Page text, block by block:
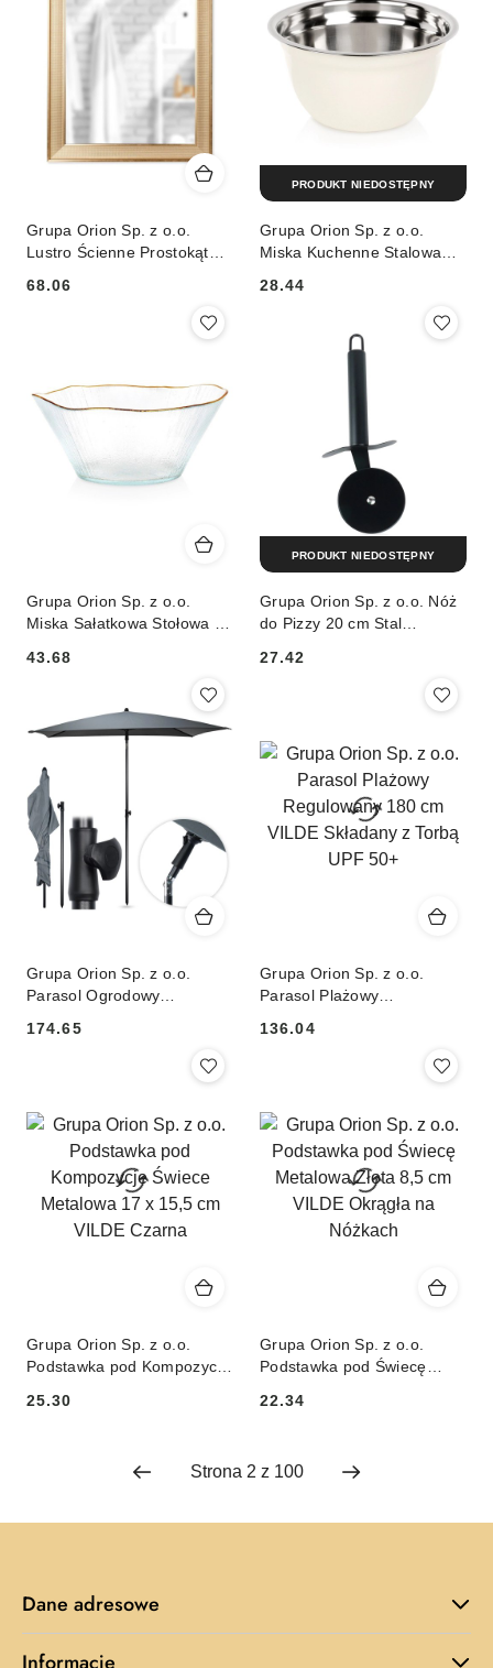
Grupa Orion Sp. z o.o.
Lustro Ścienne Prostokątne
49,5 x 59,5 cm VILDE
68.06
Grupa Orion Sp. z o.o.
Miska Kuchenne Stalowa
Zmywarki VILDE
28.44
PRODUKT NIEDOSTĘPNY
Grupa Orion Sp. z o.o.
Miska Sałatkowa Stołowa 21
Rant VILDE
Cena:
43.68
Grupa Orion Sp. z o.o. Nóż
do Pizzy 20 cm Stal
Ostrzem do Zmywarki
Cena:
27.42
PRODUKT NIEDOSTĘPNY
Grupa Orion Sp. z o.o.
Parasol Ogrodowy
VILDE Szary Ochrona UPF
Cena:
174.65
Grupa Orion Sp. z o.o.
Parasol Plażowy
Składany z Torbą UPF 50+
Cena:
136.04
Grupa Orion Sp. z o.o.
Podstawka pod Kompozycje
cm VILDE Czarna
Cena:
25.30
Grupa Orion Sp. z o.o.
Podstawka pod Świecę
VILDE Okrągła na Nóżkach
Cena:
22.34
Dane adresowe